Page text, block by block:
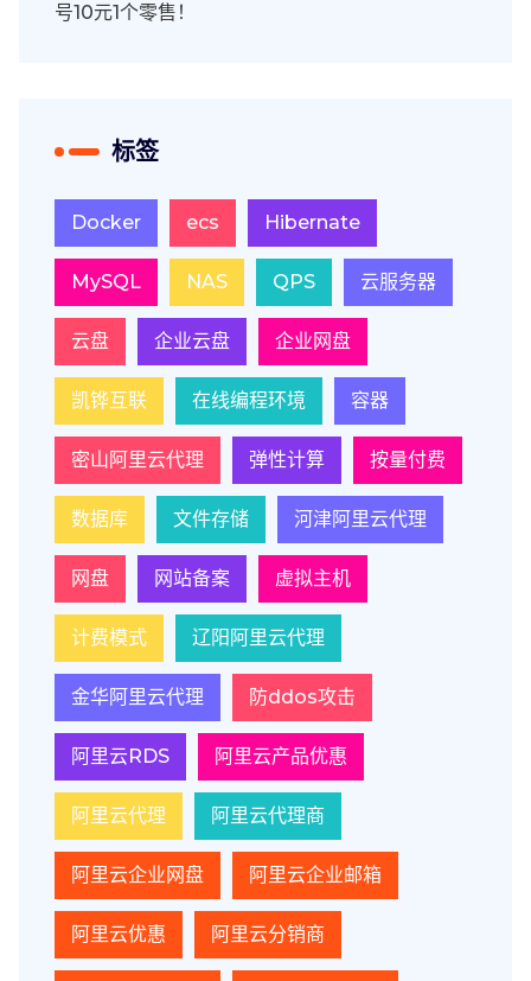
号10元1个零售！
标签
Docker ecs Hibernate
MySQL NAS QPS 云服务器
云盘 企业云盘 企业网盘
凯铧互联 在线编程环境 容器
密山阿里云代理 弹性计算 按量付费
数据库 文件存储 河津阿里云代理
网盘 网站备案 虚拟主机
计费模式 辽阳阿里云代理
金华阿里云代理 防ddos攻击
阿里云RDS 阿里云产品优惠
阿里云代理 阿里云代理商
阿里云企业网盘 阿里云企业邮箱
阿里云优惠 阿里云分销商